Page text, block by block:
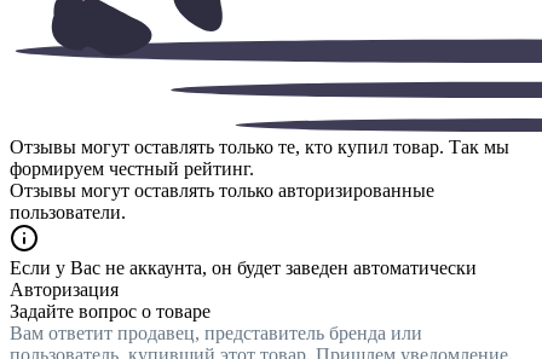
Отзывы могут оставлять только те, кто купил товар. Так мы
формируем честный рейтинг.
Отзывы могут оставлять только авторизированные
пользователи.
Если у Вас не аккаунта, он будет заведен автоматически
Авторизация
Задайте вопрос о товаре
Вам ответит продавец, представитель бренда или
пользователь, купивший этот товар. Пришлем уведомление,